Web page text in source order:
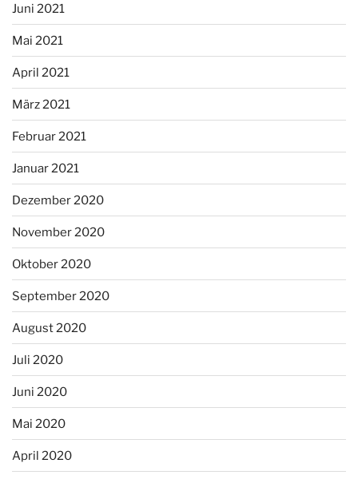
Juni 2021
Mai 2021
April 2021
März 2021
Februar 2021
Januar 2021
Dezember 2020
November 2020
Oktober 2020
September 2020
August 2020
Juli 2020
Juni 2020
Mai 2020
April 2020